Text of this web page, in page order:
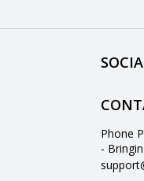
Phone
-